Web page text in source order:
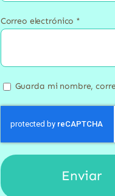
Correo electrónico *
Guarda mi nombre,